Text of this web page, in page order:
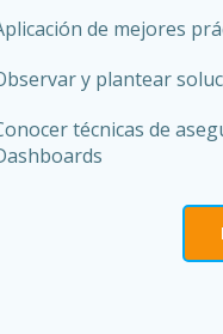
de mejores
y plantear
técnicas de